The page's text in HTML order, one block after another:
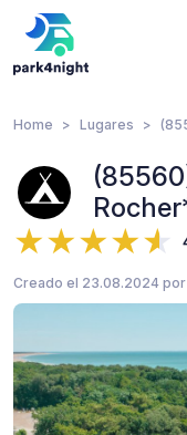
Home Lugares
Creado el 23.08.2024 por